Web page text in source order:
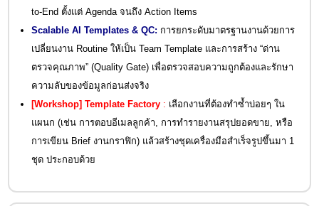
to-End ตั้งแต่ Agenda จนถึง Action Items
Scalable AI Templates & QC: การยกระดับมาตรฐานงานด้วยการ
เปลี่ยนงาน Routine ให้เป็น Team Template และการสร้าง “ด่าน
ตรวจคุณภาพ” (Quality Gate) เพื่อตรวจสอบความถูกต้องและรักษา
ความลับของข้อมูลก่อนส่งจริง
[Workshop] Template Factory : เลือกงานที่ต้องทำซ้ำบ่อยๆ ใน
แผนก (เช่น การตอบอีเมลลูกค้า, การทำรายงานสรุปยอดขาย, หรือ
การเขียน Brief งานกราฟิก) แล้วสร้างชุดเครื่องมือสำเร็จรูปขึ้นมา 1
ชุด ประกอบด้วย